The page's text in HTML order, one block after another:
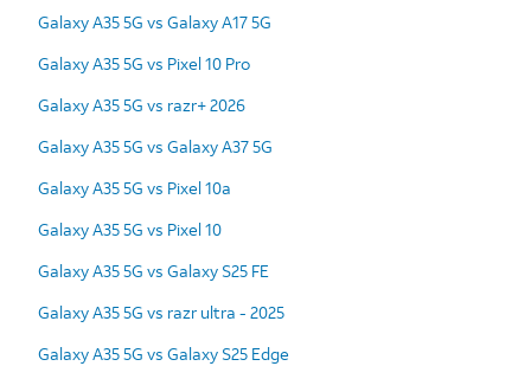
Galaxy A35 5G vs Galaxy A17 5G
Galaxy A35 5G vs Pixel 10 Pro
Galaxy A35 5G vs razr+ 2026
Galaxy A35 5G vs Galaxy A37 5G
Galaxy A35 5G vs Pixel 10a
Galaxy A35 5G vs Pixel 10
Galaxy A35 5G vs Galaxy S25 FE
Galaxy A35 5G vs razr ultra - 2025
Galaxy A35 5G vs Galaxy S25 Edge